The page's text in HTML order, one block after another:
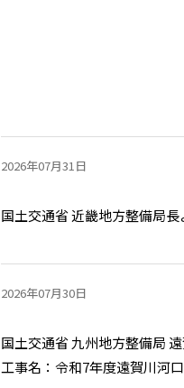
2026年07月31日
国土交通省 近畿地方整備局
2026年07月30日
国土交通省 九州地方整備局
工事名：令和7年度遠賀川河